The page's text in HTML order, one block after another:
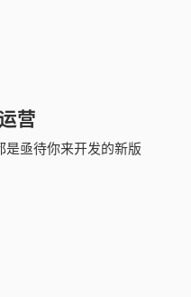
营
是亟待你来开发的新版